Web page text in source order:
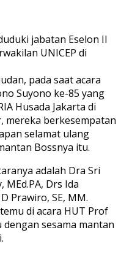
jabatan Eselon II
UNICEP di
pada saat acara
Suyono ke-85 yang
Husada Jakarta di
mereka berkesempatan
selamat ulang
Bossnya itu.
adalah Dra Sri
MEd.PA, Drs Ida
Prawiro, SE, MM.
di acara HUT Prof
sesama mantan